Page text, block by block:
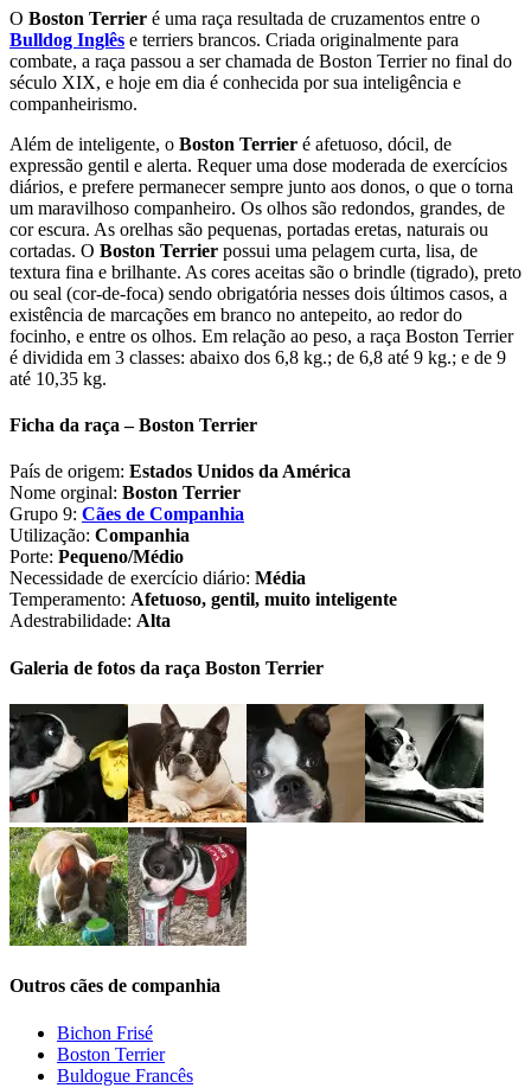
O Boston Terrier é uma raça resultada de cruzamentos entre o
Bulldog Inglês e terriers brancos. Criada originalmente para
combate, a raça passou a ser chamada de Boston Terrier no final do
século XIX, e hoje em dia é conhecida por sua inteligência e
companheirismo.
Além de inteligente, o Boston Terrier é afetuoso, dócil, de
expressão gentil e alerta. Requer uma dose moderada de exercícios
diários, e prefere permanecer sempre junto aos donos, o que o torna
um maravilhoso companheiro. Os olhos são redondos, grandes, de
cor escura. As orelhas são pequenas, portadas eretas, naturais ou
cortadas. O Boston Terrier possui uma pelagem curta, lisa, de
textura fina e brilhante. As cores aceitas são o brindle (tigrado), preto
ou seal (cor-de-foca) sendo obrigatória nesses dois últimos casos, a
existência de marcações em branco no antepeito, ao redor do
focinho, e entre os olhos. Em relação ao peso, a raça Boston Terrier
é dividida em 3 classes: abaixo dos 6,8 kg.; de 6,8 até 9 kg.; e de 9
até 10,35 kg.
Ficha da raça – Boston Terrier
País de origem: Estados Unidos da América
Nome orginal: Boston Terrier
Grupo 9: Cães de Companhia
Utilização: Companhia
Porte: Pequeno/Médio
Necessidade de exercício diário: Média
Temperamento: Afetuoso, gentil, muito inteligente
Adestrabilidade: Alta
Galeria de fotos da raça Boston Terrier
Outros cães de companhia
Bichon Frisé
Boston Terrier
Buldogue Francês